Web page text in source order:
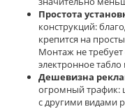
Простота
конструкций:
крепится на
Монтаж не
электронное
Дешевизна
огромный трафик:
с другими видами